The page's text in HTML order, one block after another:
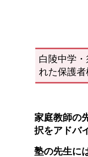
白陵中学
れた保護
家庭教師の
択をアドバ
塾の先生に